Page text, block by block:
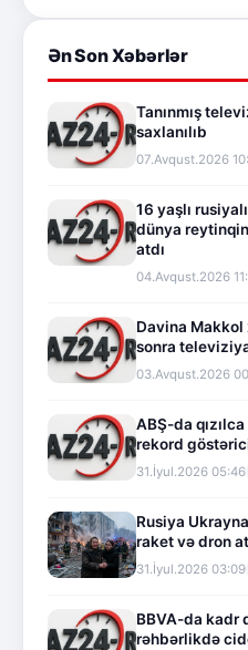
Ən Son Xəbərlər
Tanınmış
saxlanılıb
07.Avqust.2026
16 yaşlı
dünya
atdı
04.Avqust.2026
Davina
sonra
03.Avqust.2026
ABŞ-da
rekord
31.İyul.2026 05:46
Rusiya
raket və dron
31.İyul.2026 03:09
BBVA-da kadr
rəhbərlikdə